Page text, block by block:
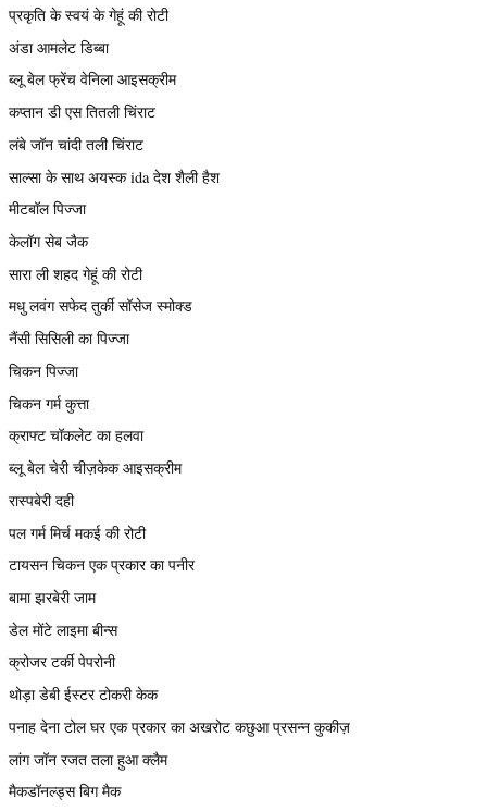
प्रकृति के स्वयं के गेहूं की रोटी
अंडा आमलेट डिब्बा
ब्लू बेल फ्रेंच वेनिला आइसक्रीम
कप्तान डी एस तितली चिंराट
लंबे जॉन चांदी तली चिंराट
साल्सा के साथ अयस्क ida देश शैली हैश
मीटबॉल पिज्जा
केलॉग सेब जैक
सारा ली शहद गेहूं की रोटी
मधु लवंग सफेद तुर्की सॉसेज स्मोक्ड
नैंसी सिसिली का पिज्जा
चिकन पिज्जा
चिकन गर्म कुत्ता
क्राफ्ट चॉकलेट का हलवा
ब्लू बेल चेरी चीज़केक आइसक्रीम
रास्पबेरी दही
पल गर्म मिर्च मकई की रोटी
टायसन चिकन एक प्रकार का पनीर
बामा झरबेरी जाम
डेल मोंटे लाइमा बीन्स
क्रोजर टर्की पेपरोनी
थोड़ा डेबी ईस्टर टोकरी केक
पनाह देना टोल घर एक प्रकार का अखरोट कछुआ प्रसन्न कुकीज़
लांग जॉन रजत तला हुआ क्लैम
मैकडॉनल्ड्स बिग मैक